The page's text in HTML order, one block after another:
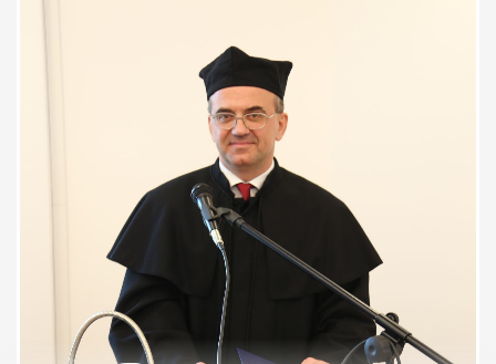
Spokojnie i rzeczowo odpowiadał
na moje pytania , wyjaśnił moje
wątpliwości.
Pacjent